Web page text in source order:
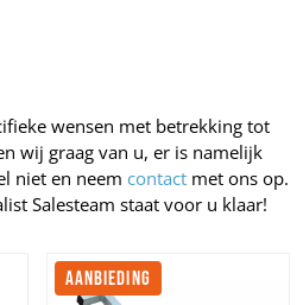
wensen met betrekking tot
wij graag van u, er is namelijk
niet en neemcontact met ons op.
Salesteam staat voor u klaar!
AANBIEDING